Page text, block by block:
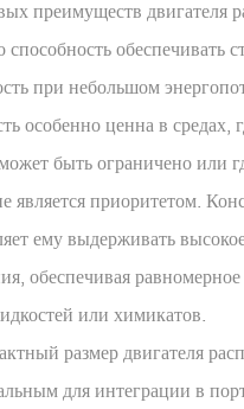
преимуществ двигателя
способность обеспечивать
при небольшом
особенно ценна в средах,
быть ограничено или
является приоритетом.
ему выдерживать
обеспечивая равномерное
или химикатов.
размер двигателя
для интеграции в